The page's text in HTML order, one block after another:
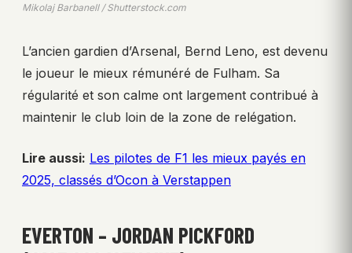
Mikolaj Barbanell / Shutterstock.com
L’ancien gardien d’Arsenal, Bernd Leno, est devenu
le joueur le mieux rémunéré de Fulham. Sa
régularité et son calme ont largement contribué à
maintenir le club loin de la zone de relégation.
Lire aussi: Les pilotes de F1 les mieux payés en
2025, classés d’Ocon à Verstappen
EVERTON – JORDAN PICKFORD